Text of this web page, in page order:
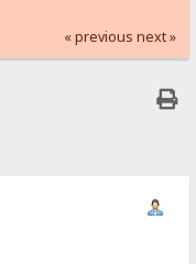
« previous next »